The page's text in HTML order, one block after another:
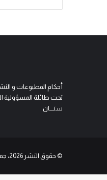
أحكام المطبوعات و
تحت طائلة المسؤولية
سنــــان
© حقوق النشر 2026، جميع الحقوق محفوظة | وقت عمان الإخباري